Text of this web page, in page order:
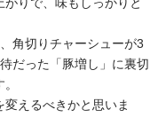
角切りチャーシューが3
だった「豚増し」に裏切
えるべきかと思いま